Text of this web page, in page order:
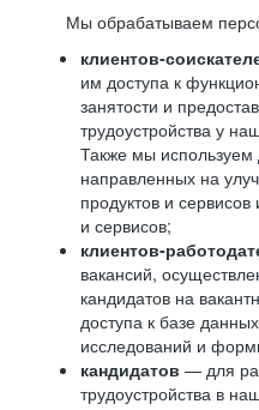
Мы обрабатываем
клиентов-
им доступа к
занятости и
трудоустройства у
Также мы
направленных на
продуктов и
и сервисов;
клиентов-
вакансий,
кандидатов на
доступа к базе
исследований и
кандидатов — для
трудоустройства в